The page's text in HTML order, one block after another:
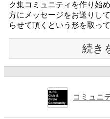
ク集コミュニティを作り始
方にメッセージをお送りし
らせて頂くという形を取っ
続き
コミュニ